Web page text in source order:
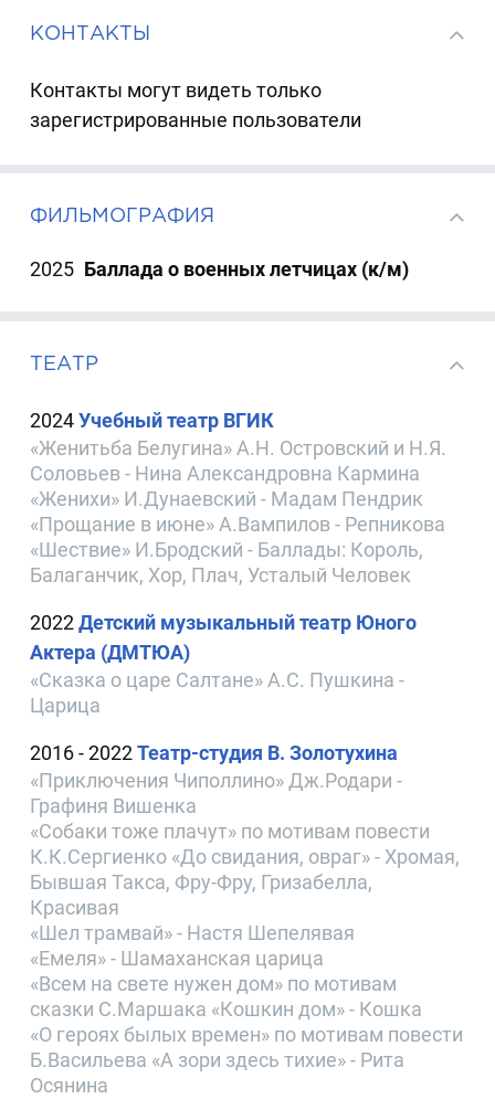
КОНТАКТЫ
Контакты могут видеть только
зарегистрированные пользователи
ФИЛЬМОГРАФИЯ
2025 Баллада о военных летчицах (к/м)
ТЕАТР
2024Учебный театр ВГИК
«Женитьба Белугина» А.Н. Островский и Н.Я.
Соловьев - Нина Александровна Кармина
«Женихи» И.Дунаевский - Мадам Пендрик
«Прощание в июне» А.Вампилов - Репникова
«Шествие» И.Бродский - Баллады: Король,
Балаганчик, Хор, Плач, Усталый Человек
2022Детский музыкальный театр Юного
Актера (ДМТЮА)
«Сказка о царе Салтане» А.С. Пушкина -
Царица
2016 - 2022Театр-студия В. Золотухина
«Приключения Чиполлино» Дж.Родари -
Графиня Вишенка
«Собаки тоже плачут» по мотивам повести
К.К.Сергиенко «До свидания, овраг» - Хромая,
Бывшая Такса, Фру-Фру, Гризабелла,
Красивая
«Шел трамвай» - Настя Шепелявая
«Емеля» - Шамаханская царица
«Всем на свете нужен дом» по мотивам
сказки С.Маршака «Кошкин дом» - Кошка
«О героях былых времен» по мотивам повести
Б.Васильева «А зори здесь тихие» - Рита
Осянина